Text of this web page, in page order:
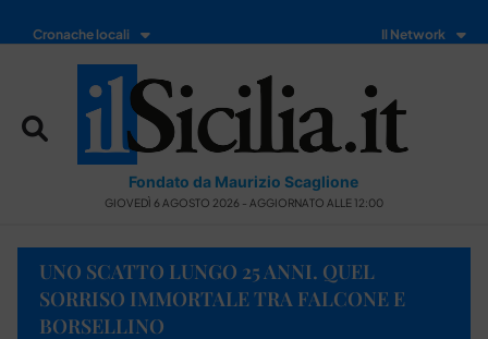
Cronache locali Il Network
Fondato da Maurizio Scaglione
GIOVEDÌ 6 AGOSTO 2026 - AGGIORNATO ALLE 12:00
UNO SCATTO LUNGO 25 ANNI. QUEL
SORRISO IMMORTALE TRA FALCONE E
BORSELLINO